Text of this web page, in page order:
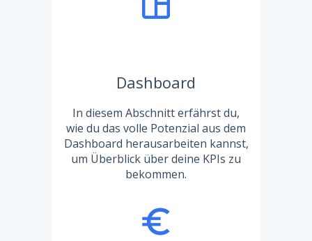
Dashboard
In diesem Abschnitt erfährst du,
wie du das volle Potenzial aus dem
Dashboard herausarbeiten kannst,
um Überblick über deine KPIs zu
bekommen.